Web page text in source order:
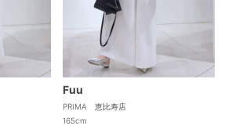
Fuu
PRIMA 恵比寿店
165cm